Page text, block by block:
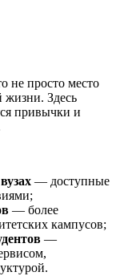
не просто место
жизни. Здесь
привычки и
— доступные
— более
кампусов;
—